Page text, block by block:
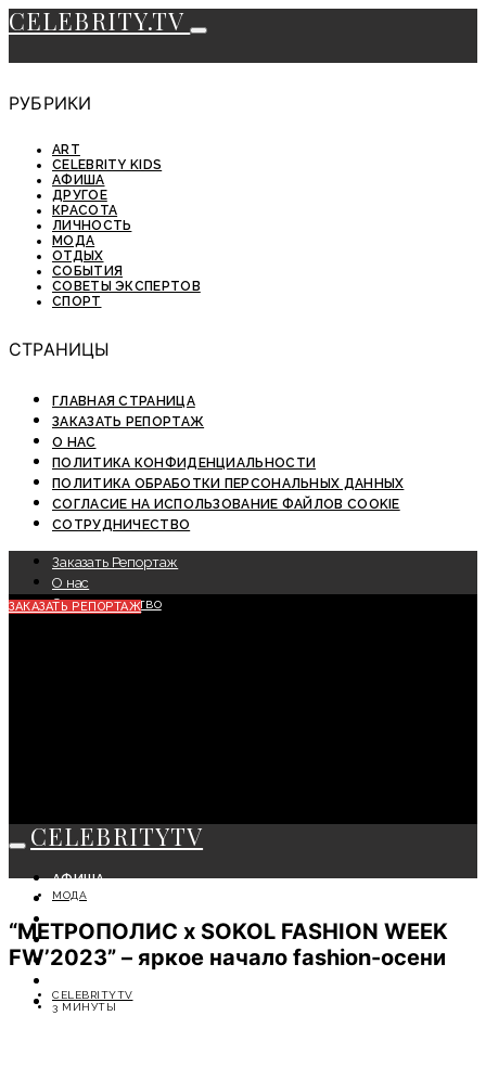
CELEBRITY.TV
РУБРИКИ
ART
CELEBRITY KIDS
АФИША
ДРУГОЕ
КРАСОТА
ЛИЧНОСТЬ
МОДА
ОТДЫХ
СОБЫТИЯ
СОВЕТЫ ЭКСПЕРТОВ
СПОРТ
СТРАНИЦЫ
ГЛАВНАЯ СТРАНИЦА
ЗАКАЗАТЬ РЕПОРТАЖ
О НАС
ПОЛИТИКА КОНФИДЕНЦИАЛЬНОСТИ
ПОЛИТИКА ОБРАБОТКИ ПЕРСОНАЛЬНЫХ ДАННЫХ
СОГЛАСИЕ НА ИСПОЛЬЗОВАНИЕ ФАЙЛОВ COOKIE
СОТРУДНИЧЕСТВО
Заказать Репортаж
О нас
Сотрудничество
ЗАКАЗАТЬ РЕПОРТАЖ
CELEBRITYTV
АФИША
СОБЫТИЯ
КРАСОТА
МОДА
ЛИЧНОСТЬ
СОВЕТЫ ЭКСПЕРТОВ
МОДА
“МЕТРОПОЛИС x SOKOL FASHION WEEK
FW’2023” – яркое начало fashion-осени
CELEBRITYTV
3 МИНУТЫ